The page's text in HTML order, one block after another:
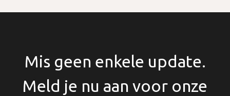
Mis geen enkele update.
Meld je nu aan voor onze